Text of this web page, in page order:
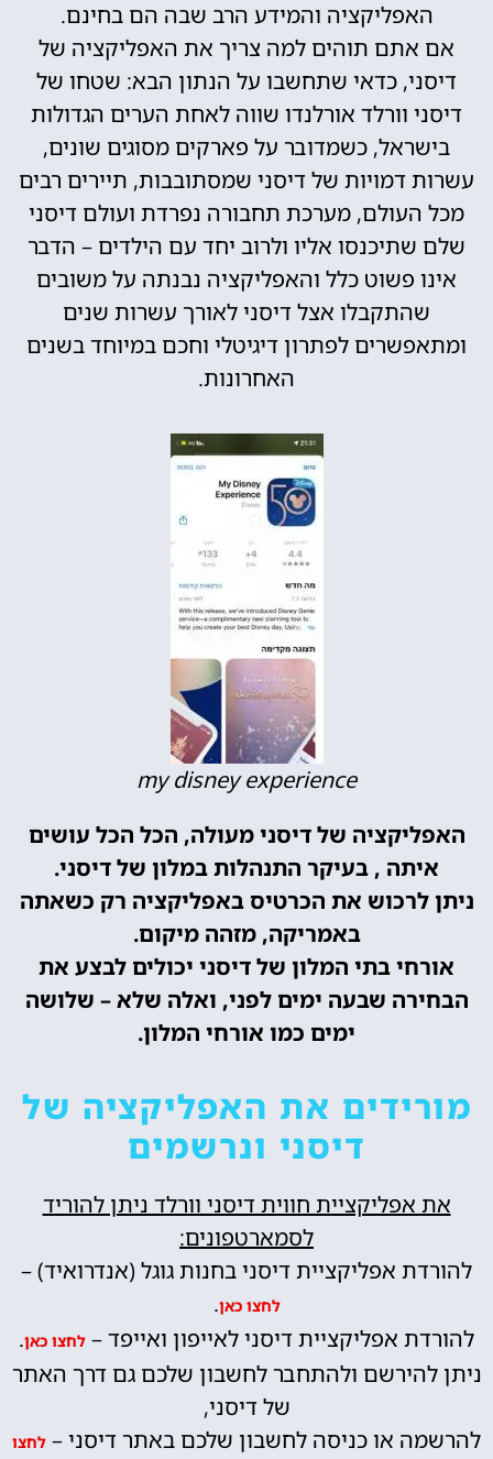
האפליקציה והמידע הרב שבה הם בחינם.
אם אתם תוהים למה צריך את האפליקציה של
דיסני, כדאי שתחשבו על הנתון הבא: שטחו של
דיסני וורלד אורלנדו שווה לאחת הערים הגדולות
בישראל, כשמדובר על פארקים מסוגים שונים,
עשרות דמויות של דיסני שמסתובבות, תיירים רבים
מכל העולם, מערכת תחבורה נפרדת ועולם דיסני
שלם שתיכנסו אליו ולרוב יחד עם הילדים – הדבר
אינו פשוט כלל והאפליקציה נבנתה על משובים
שהתקבלו אצל דיסני לאורך עשרות שנים
ומתאפשרים לפתרון דיגיטלי וחכם במיוחד בשנים
האחרונות.
my disney experience
האפליקציה של דיסני מעולה, הכל הכל עושים
איתה , בעיקר התנהלות במלון של דיסני.
ניתן לרכוש את הכרטיס באפליקציה רק כשאתה
באמריקה, מזהה מיקום.
אורחי בתי המלון של דיסני יכולים לבצע את
הבחירה שבעה ימים לפני, ואלה שלא – שלושה
ימים כמו אורחי המלון.
מורידים את האפליקציה של
דיסני ונרשמים
את אפליקציית חווית דיסני וורלד ניתן להוריד
לסמארטפונים:
להורדת אפליקציית דיסני בחנות גוגל (אנדרואיד) –
לחצו כאן.
להורדת אפליקציית דיסני לאייפון ואייפד – לחצו כאן.
ניתן להירשם ולהתחבר לחשבון שלכם גם דרך האתר
של דיסני,
להרשמה או כניסה לחשבון שלכם באתר דיסני – לחצו